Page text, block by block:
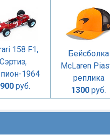
158 F1,
Сэртиз,
1964
руб.
Бейсболка
McLaren
реплика
1300 руб.